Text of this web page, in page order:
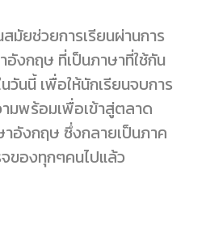
มัยช่วยการเรียนผ่านการ
อังกฤษ ที่เป็นภาษาที่ใช้กัน
วันนี้ เพื่อให้นักเรียนจบการ
มพร้อมเพื่อเข้าสู่ตลาด
อังกฤษ ซึ่งกลายเป็นภาค
ของทุกๆคนไปแล้ว